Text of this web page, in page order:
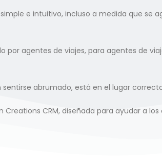
e intuitivo, incluso a medida que se
por agentes de viajes, para agentes de
abrumado, está en el lugar
CRM, diseñada para ayudar a